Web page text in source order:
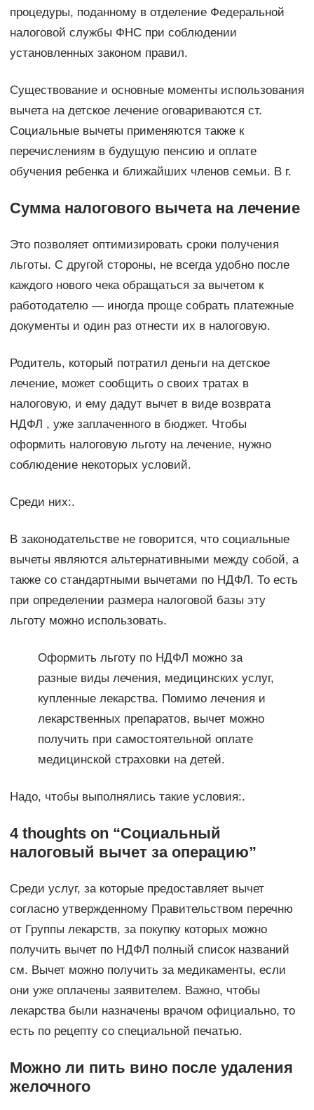
процедуры, поданному в отделение Федеральной
налоговой службы ФНС при соблюдении
установленных законом правил.
Существование и основные моменты использования
вычета на детское лечение оговариваются ст.
Социальные вычеты применяются также к
перечислениям в будущую пенсию и оплате
обучения ребенка и ближайших членов семьи. В г.
Сумма налогового вычета на лечение
Это позволяет оптимизировать сроки получения
льготы. С другой стороны, не всегда удобно после
каждого нового чека обращаться за вычетом к
работодателю — иногда проще собрать платежные
документы и один раз отнести их в налоговую.
Родитель, который потратил деньги на детское
лечение, может сообщить о своих тратах в
налоговую, и ему дадут вычет в виде возврата
НДФЛ , уже заплаченного в бюджет. Чтобы
оформить налоговую льготу на лечение, нужно
соблюдение некоторых условий.
Среди них:.
В законодательстве не говорится, что социальные
вычеты являются альтернативными между собой, а
также со стандартными вычетами по НДФЛ. То есть
при определении размера налоговой базы эту
льготу можно использовать.
Оформить льготу по НДФЛ можно за
разные виды лечения, медицинских услуг,
купленные лекарства. Помимо лечения и
лекарственных препаратов, вычет можно
получить при самостоятельной оплате
медицинской страховки на детей.
Надо, чтобы выполнялись такие условия:.
4 thoughts on “Социальный
налоговый вычет за операцию”
Среди услуг, за которые предоставляет вычет
согласно утвержденному Правительством перечню
от Группы лекарств, за покупку которых можно
получить вычет по НДФЛ полный список названий
см. Вычет можно получить за медикаменты, если
они уже оплачены заявителем. Важно, чтобы
лекарства были назначены врачом официально, то
есть по рецепту со специальной печатью.
Можно ли пить вино после удаления
желочного